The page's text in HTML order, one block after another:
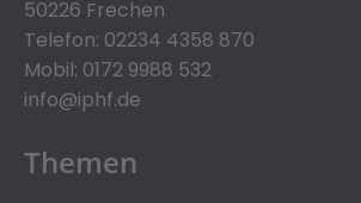
50226 Frechen
Telefon: 02234 4358 870
Mobil: 0172 9988 532
info@iphf.de
Themen